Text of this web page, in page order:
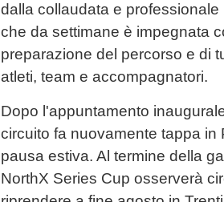
dalla collaudata e
che da settimane è impegnata
preparazione del percorso e di
atleti, team e accompagnatori.
Dopo l'appuntamento
circuito fa nuovamente tappa in
pausa estiva. Al termine della
NorthX Series Cup osserverà